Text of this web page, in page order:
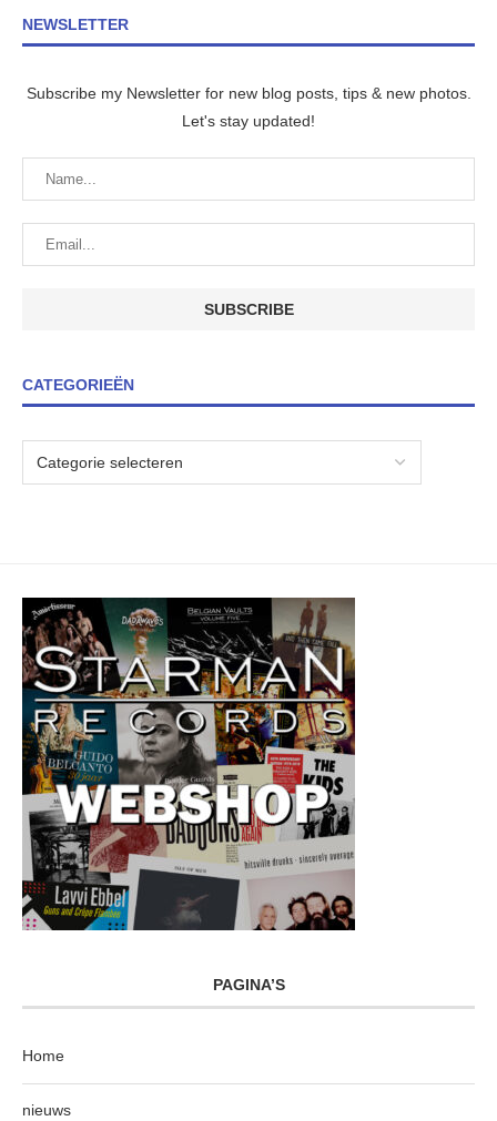
NEWSLETTER
Subscribe my Newsletter for new blog posts, tips & new photos.
Let's stay updated!
CATEGORIEËN
PAGINA’S
Home
nieuws